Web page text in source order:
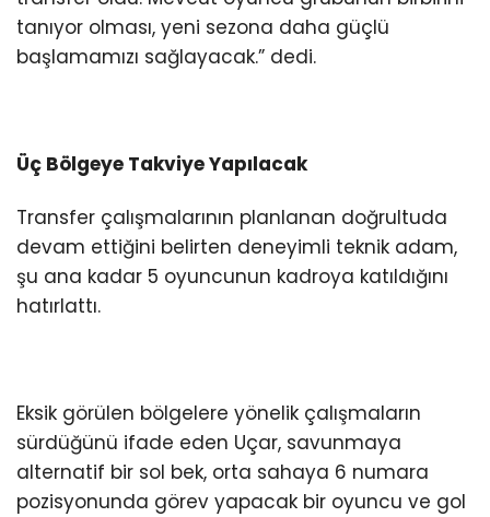
tanıyor olması, yeni sezona daha güçlü
başlamamızı sağlayacak.” dedi.
Üç Bölgeye Takviye Yapılacak
Transfer çalışmalarının planlanan doğrultuda
devam ettiğini belirten deneyimli teknik adam,
şu ana kadar 5 oyuncunun kadroya katıldığını
hatırlattı.
Eksik görülen bölgelere yönelik çalışmaların
sürdüğünü ifade eden Uçar, savunmaya
alternatif bir sol bek, orta sahaya 6 numara
pozisyonunda görev yapacak bir oyuncu ve gol